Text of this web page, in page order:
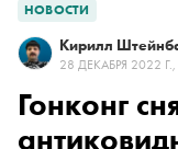
НОВОСТИ
Кирилл
28 ДЕКАБРЯ 2022
Гонконг